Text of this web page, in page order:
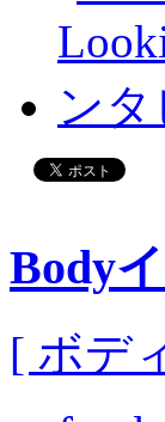
Body
[ ボデ